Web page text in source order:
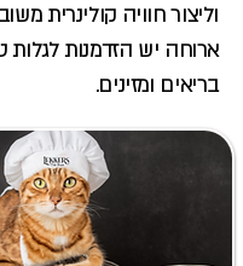
וליצור חוויה קולינרית
ארוחה יש הזדמנות
בריאים ומזינים.